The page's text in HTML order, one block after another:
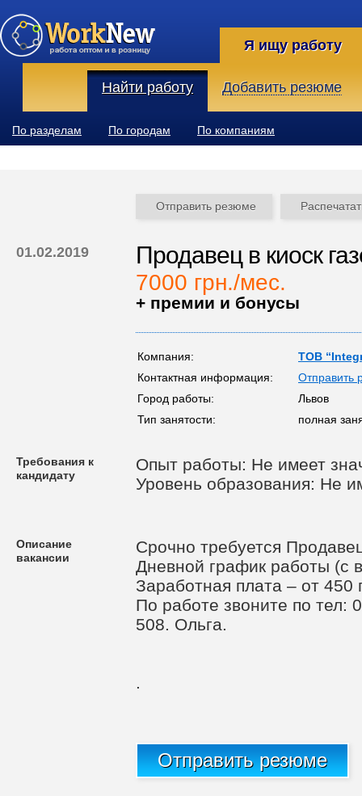
Я ищу работу
Найти работу Добавить резюме
По разделам По городам По компаниям
Отправить резюме
01.02.2019 Продавец в киоск
7000 грн./мес.
+ премии и бонусы
Компания:
ТОВ
Контактная информация:
Отправить
Город работы:
Львов
Тип занятости:
полная
Требования к
кандидату
Опыт работы: Не имеет
Уровень образования: Не
Описание
вакансии
Срочно требуется
Дневной график работы (с
Заработная плата – от 450
По работе звоните по тел:
508. Ольга.
.
Отправить резюме